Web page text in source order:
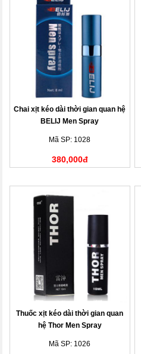
Chai xịt kéo dài thời gian quan hệ
BELIJ Men Spray
Mã SP: 1028
380,000đ
Thuốc xịt kéo dài thời gian quan
hệ Thor Men Spray
Mã SP: 1026